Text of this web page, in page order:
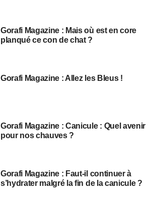
Gorafi Magazine : Mais où est en core
planqué ce con de chat ?
Gorafi Magazine : Allez les Bleus !
Gorafi Magazine : Canicule : Quel avenir
pour nos chauves ?
Gorafi Magazine : Faut-il continuer à
s’hydrater malgré la fin de la canicule ?